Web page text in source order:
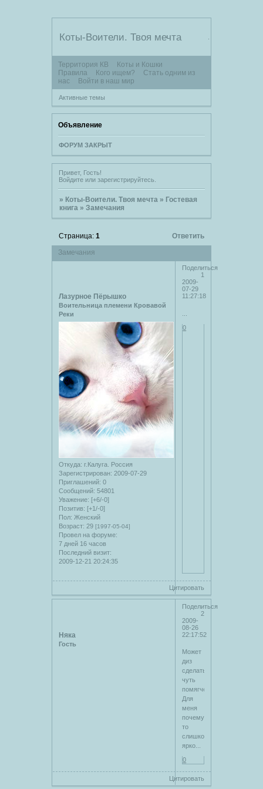
Коты-Воители. Твоя мечта
Территория КВ
Коты и Кошки
Правила
Кого ищем?
Стать одним из
нас
Войти в наш мир
Активные темы
Объявление
ФОРУМ ЗАКРЫТ
Привет, Гость!
Войдите или зарегистрируйтесь
» Коты-Воители. Твоя мечта » Гостевая
книга »Замечания
Замечания
Страница:1 Ответить
Поделиться
1
2009-
07-29
11:27:18
Лазурное Пёрышко
Воительница племени Кровавой
Реки
Откуда: г.Калуга. Россия
Зарегистрирован: 2009-07-29
Приглашений: 0
Сообщений: 54801
Уважение: [+6/-0]
Позитив: [+1/-0]
Пол: Женский
Возраст: 29[1997-05-04]
Провел на форуме:
7 дней 16 часов
Последний визит:
2009-12-21 20:24:35
0
Цитировать
Поделиться
2
2009-
08-26
22:17:52
Няка
Гость
Может
диз
сделать
чуть
помягче?
Для
меня
почему-
то
слишком
ярко...
0
Цитировать